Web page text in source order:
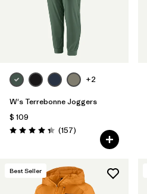
+2
W's Terrebonne Joggers
$ 109
Valoración: 4.4 / 5
(157Comentarios
)
Best Seller